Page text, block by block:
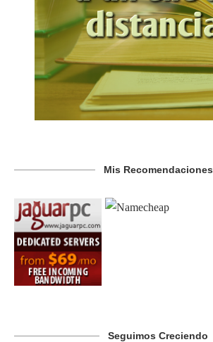
Mis Recomendaciones
Seguimos Creciendo